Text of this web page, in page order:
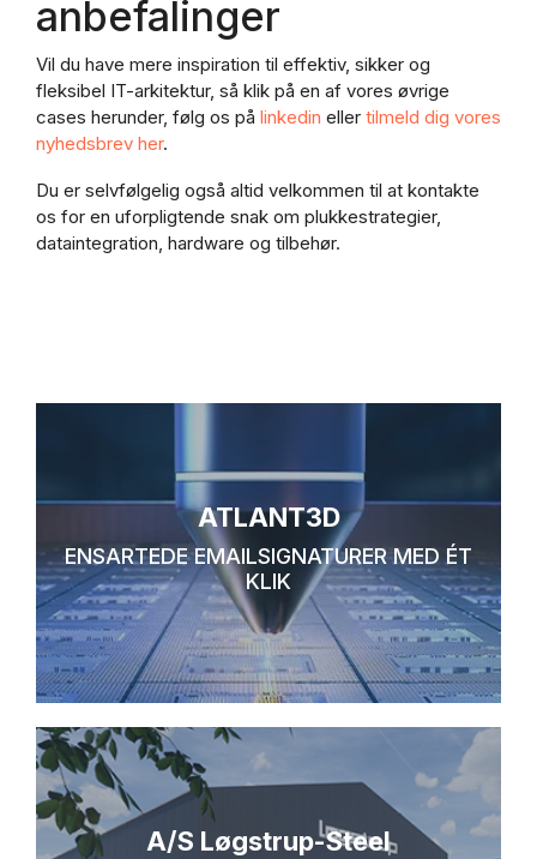
anbefalinger
Vil du have mere inspiration til effektiv, sikker og
fleksibel IT-arkitektur, så klik på en af vores øvrige
cases herunder, følg os på linkedin eller tilmeld dig vores
nyhedsbrev her.
Du er selvfølgelig også altid velkommen til at kontakte
os for en uforpligtende snak om plukkestrategier,
dataintegration, hardware og tilbehør.
ATLANT3D
ENSARTEDE EMAILSIGNATURER MED ÉT
KLIK
A/S Løgstrup-Steel